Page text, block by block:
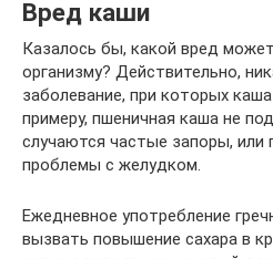
Вред каши
Казалось бы, какой вред
организму? Действительно,
заболевание, при которых
примеру, пшеничная каша не
случаются частые запоры, или
проблемы с желудком.
Ежедневное употребление
вызвать повышение сахара в